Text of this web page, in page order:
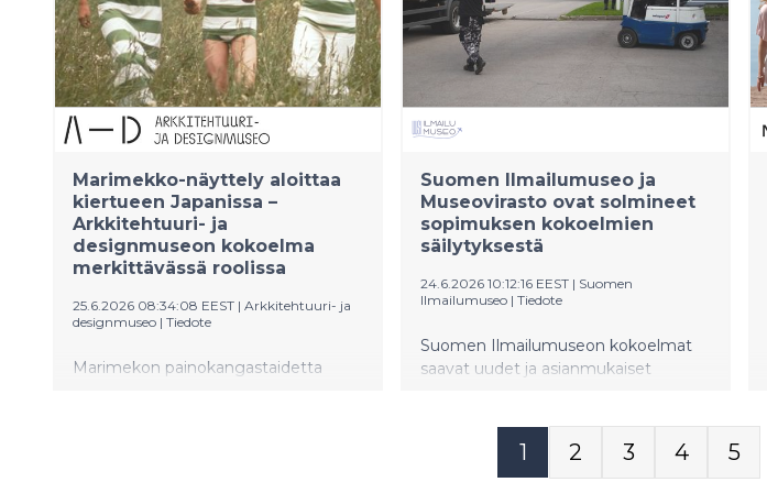
Marimekko-näyttely aloittaa
kiertueen Japanissa –
Arkkitehtuuri- ja
designmuseon kokoelma
merkittävässä roolissa
25.6.2026 08:34:08 EEST | Arkkitehtuuri- ja
designmuseo | Tiedote
Marimekon painokangastaidetta
Suomen Ilmailumuseo ja
Museovirasto ovat solmineet
sopimuksen kokoelmien
säilytyksestä
24.6.2026 10:12:16 EEST | Suomen
Ilmailumuseo | Tiedote
Suomen Ilmailumuseon kokoelmat
saavat uudet ja asianmukaiset
ilmailuhistoriallisesti arvokkaat
dokumentit, valokuvat, esineet ja
1 2 3 4 5